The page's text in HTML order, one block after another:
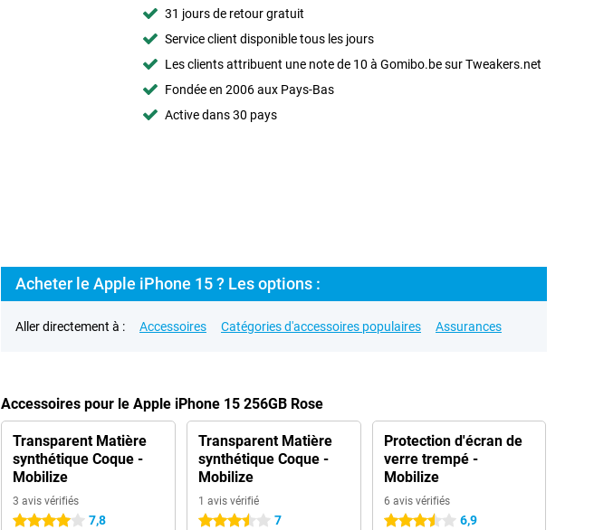
31 jours de retour gratuit
Service client disponible tous les jours
Les clients attribuent une note de 10 à Gomibo.be sur Tweakers.net
Fondée en 2006 aux Pays-Bas
Active dans 30 pays
Acheter le Apple iPhone 15 ? Les options :
Aller directement à : Accessoires Catégories d'accessoires populaires Assurances
Accessoires pour le Apple iPhone 15 256GB Rose
Transparent Matière
synthétique Coque -
Mobilize
3 avis vérifiés
4 étoiles 7,8
Transparent Matière
synthétique Coque -
Mobilize
1 avis vérifié
3.5 étoiles 7
Protection d'écran de
verre trempé -
Mobilize
6 avis vérifiés
3.5 étoiles 6,9